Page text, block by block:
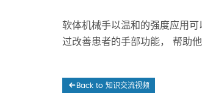
软体机械手以温和的强度应用
过改善患者的手部功能， 帮助
Back to 知识交流视频